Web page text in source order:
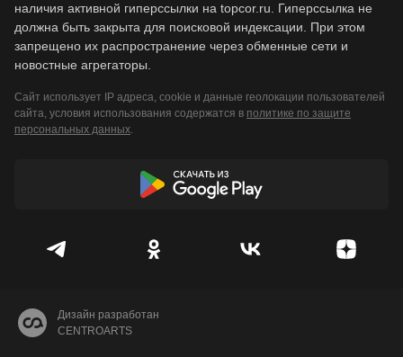
наличия активной гиперссылки на topcor.ru. Гиперссылка не
должна быть закрыта для поисковой индексации. При этом
запрещено их распространение через обменные сети и
новостные агрегаторы.
Сайт использует IP адреса, cookie и данные геолокации пользователей
сайта, условия использования содержатся в политике по защите
персональных данных.
Дизайн разработан
CENTROARTS